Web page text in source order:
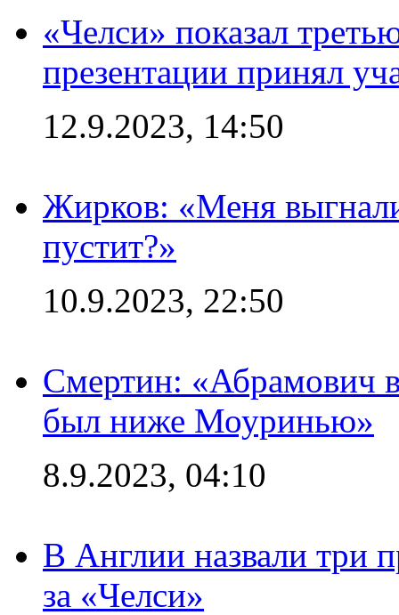
«Челси» показал
презентации принял
12.9.2023, 14:50
Жирков: «Меня
пустит?»
10.9.2023, 22:50
Смертин: «Абрамович в
был ниже Моуринью»
8.9.2023, 04:10
В Англии назвали три
за «Челси»